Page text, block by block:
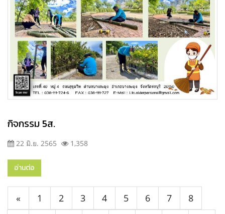
กิจกรรม 5ส.
22 มิ.ย. 2565 1,358
อ่านต่อ
« 1 2 3 4 5 6 7
8